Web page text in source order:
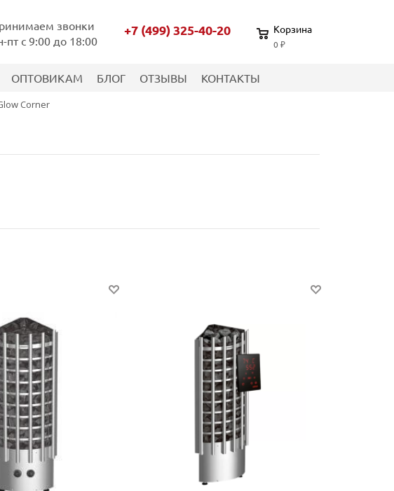
звонки
пт с 9:00 до 18:00
+7 (499) 325-40-20 Корзина
0 ₽
ОПТОВИКАМ БЛОГ ОТЗЫВЫ КОНТАКТЫ
Corner